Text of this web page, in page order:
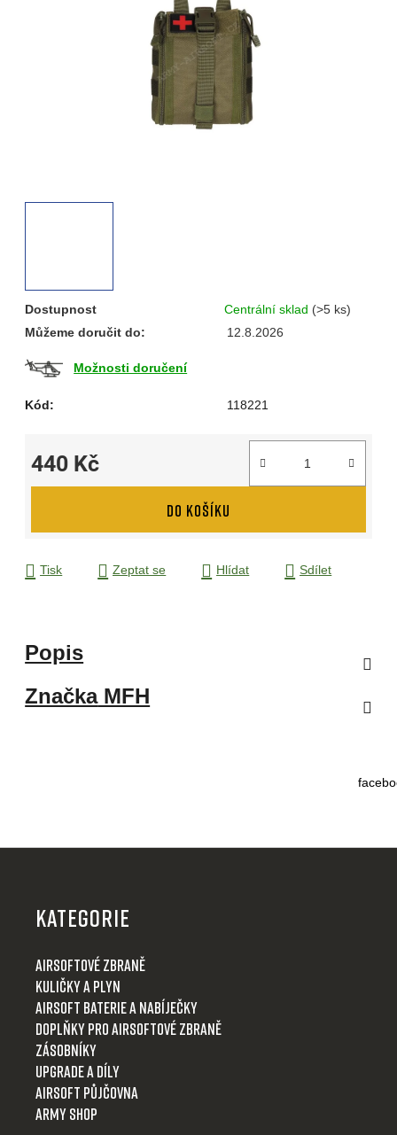
Dostupnost Centrální sklad (>5 ks)
Můžeme doručit do:
12.8.2026
Možnosti doručení
Kód: 118221
440 Kč
Měrná cena:
DO KOŠÍKU
Tisk Zeptat se Hlídat Sdílet
Popis
ZnačkaMFH
KATEGORIE
Airsoftové zbraně
Kuličky a plyn
Airsoft baterie a nabíječky
Doplňky pro airsoftové zbraně
Zásobníky
Upgrade a díly
Airsoft půjčovna
Army shop